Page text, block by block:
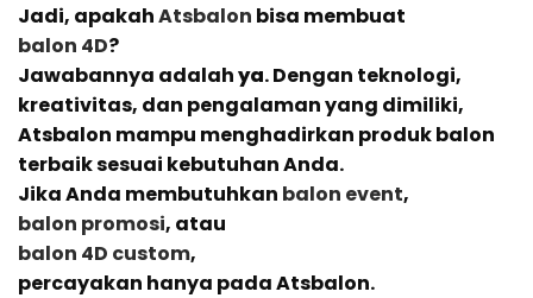
Jadi, apakahAtsbalon bisa membuat
balon 4D?
Jawabannya adalahya. Dengan teknologi,
kreativitas, dan pengalaman yang dimiliki,
Atsbalon mampu menghadirkan produk balon
terbaik sesuai kebutuhan Anda.
Jika Anda membutuhkan balon event,
balon promosi, atau
balon 4D custom,
percayakan hanya pada Atsbalon.